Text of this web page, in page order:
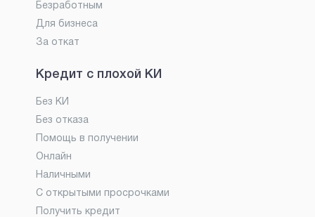
Безработным
Для бизнеса
За откат
Кредит с плохой КИ
Без КИ
Без отказа
Помощь в получении
Онлайн
Наличными
С открытыми просрочками
Получить кредит